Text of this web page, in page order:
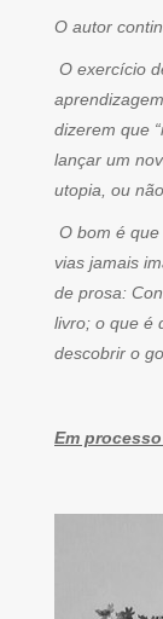
O autor
O exercício
dizerem que
lançar um
utopia, ou
O bom é
vias jamais
de prosa:
livro; o que é
descobrir o
Em